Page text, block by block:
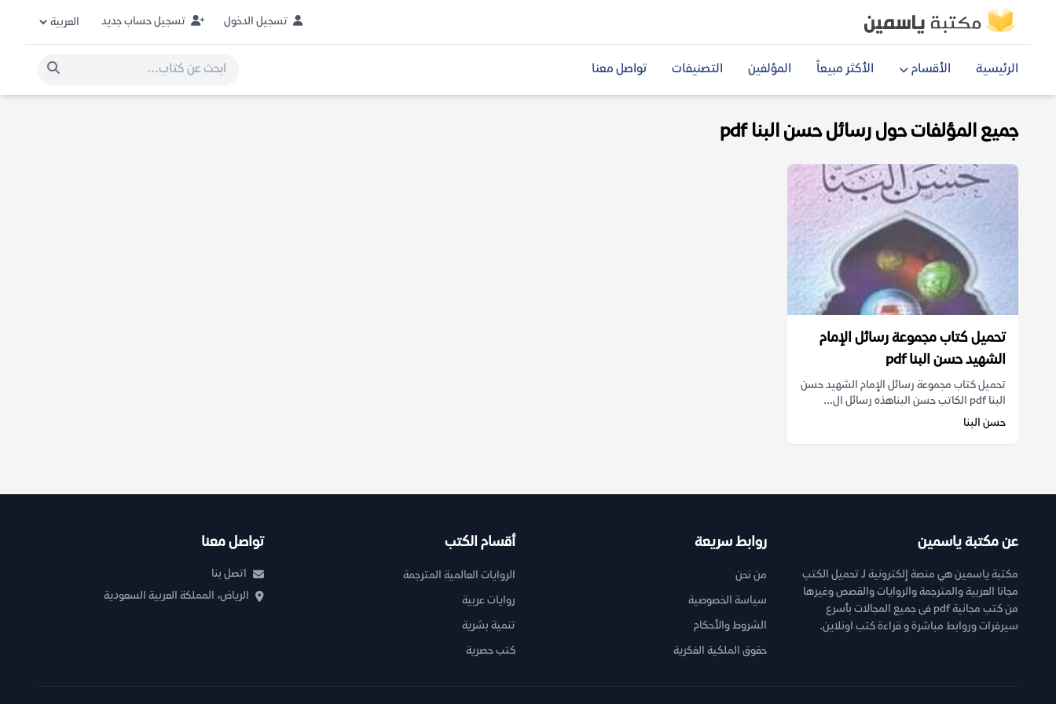
تسجيل الدخول تسجيل حساب جديد
الرئيسية الأقسام الأكثر مبيعاً المؤلفين التصنيفات تواصل معنا
جميع المؤلفات حول رسائل حسن البنا pdf
تحميل كتاب مجموعة رسائل الإمام
الشهيد حسن البنا pdf
تحميل كتاب مجموعة رسائل الإمام الشهيد حسن
البنا pdf الكاتب حسن البناهذه رسائل ال...
حسن البنا
عن مكتبة ياسمين
مكتبة ياسمين هي منصة إلكترونية لـ تحميل الكتب
مجانا العربية والمترجمة والروايات والقصص وغيرها
من كتب مجانية pdf فى جميع المجالات بأسرع
سيرفرات وروابط مباشرة و قراءة كتب اونلاين.
روابط سريعة
من نحن
سياسة الخصوصية
الشروط والأحكام
حقوق الملكية الفكرية
أقسام الكتب
الروايات العالمية المترجمة
روايات عربية
تنمية بشرية
كتب حصرية
تواصل معنا
اتصل بنا
الرياض، المملكة العربية السعودية